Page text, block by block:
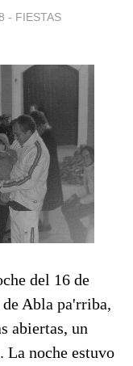
- FIESTAS
del 16 de
Abla pa'rriba,
abiertas, un
La noche estuvo